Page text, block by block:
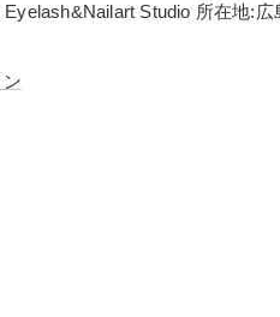
Studio 所在地: